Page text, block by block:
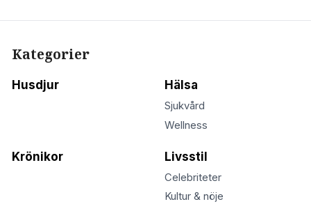
Kategorier
Husdjur Hälsa
Sjukvård
Wellness
Krönikor Livsstil
Celebriteter
Kultur & nöje